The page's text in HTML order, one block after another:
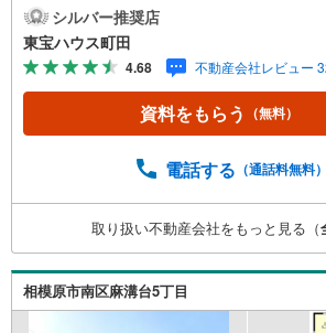
様のお話をきちんとお聞きし、しっ
コミュニケーションが大切になりま
ぞれのお客様にベストな「住まい」
できるのです。インターネット予約
（1）［室内・現地を見学する］を
以内をご希望の方は「ご要望・ご質
売買仲介実績において、全国第9位
れからも楽しく素敵なお家探しをお
を始めてみようと思われたらまずは
町田に相談してみませんか？スタッ
せをお待ちしております。
シルバー推奨店
東宝ハウス町田
4.68 不動産会社レビュー
資料をもらう （無料）
電話する （通話料無料）
取り扱い不動産会社をもっと見る（
相模原市南区麻溝台5丁目